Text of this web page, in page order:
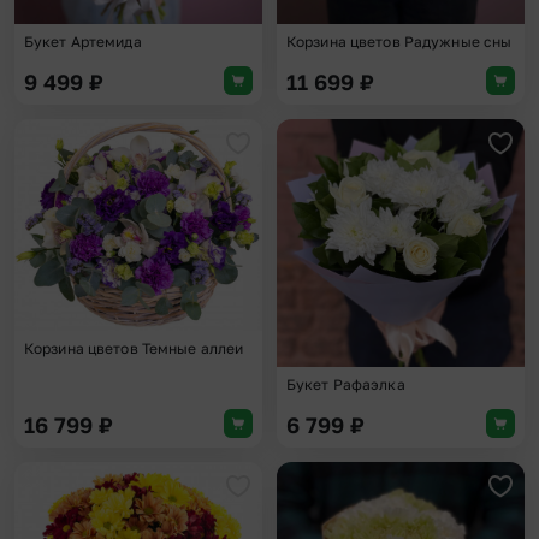
Букет Артемида
9 499 ₽
Корзина цветов Радужные сны
11 699 ₽
Добавить в избранное
Корзина цветов Темные аллеи
16 799 ₽
Букет Рафаэлка
6 799 ₽
Добавить в избранное